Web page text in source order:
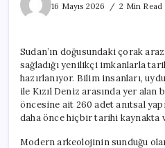
16 Mayıs 2026
2 Min Read
Sudan’ın doğusundaki çorak
sağladığı yenilikçi imkanlarla
hazırlanıyor. Bilim insanları,
ile Kızıl Deniz arasında yer alan
öncesine ait 260 adet anıtsal
daha önce hiçbir tarihi kaynakta
Modern arkeolojinin sunduğu